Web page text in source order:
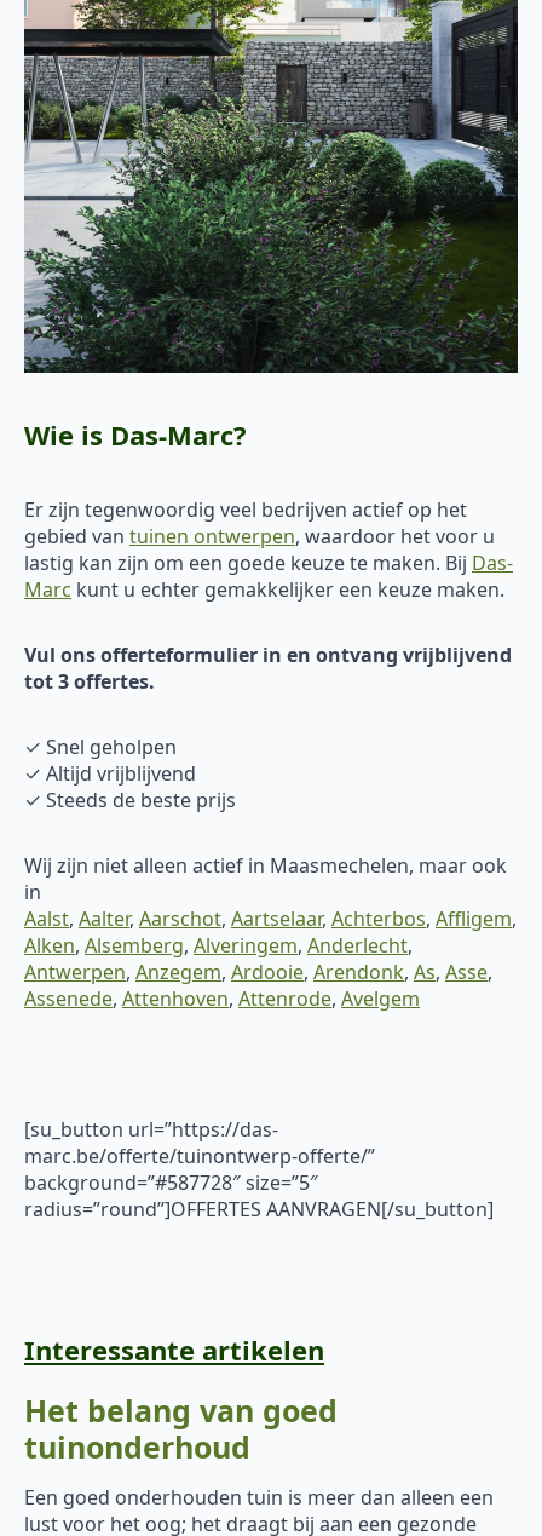
Wie is Das-Marc?
Er zijn tegenwoordig veel bedrijven actief op het
gebied van tuinen ontwerpen, waardoor het voor u
lastig kan zijn om een goede keuze te maken. Bij Das-
Marc kunt u echter gemakkelijker een keuze maken.
Vul ons offerteformulier in en ontvang vrijblijvend
tot 3 offertes.
✓ Snel geholpen
✓ Altijd vrijblijvend
✓ Steeds de beste prijs
Wij zijn niet alleen actief in Maasmechelen, maar ook
in
Aalst, Aalter, Aarschot, Aartselaar, Achterbos, Affligem,
Alken, Alsemberg, Alveringem, Anderlecht,
Antwerpen, Anzegem, Ardooie, Arendonk, As, Asse,
Assenede, Attenhoven, Attenrode, Avelgem
[su_button url=”https://das-
marc.be/offerte/tuinontwerp-offerte/”
background=”#587728″ size=”5″
radius=”round”]OFFERTES AANVRAGEN[/su_button]
Interessante artikelen
Het belang van goed
tuinonderhoud
Een goed onderhouden tuin is meer dan alleen een
lust voor het oog; het draagt bij aan een gezonde